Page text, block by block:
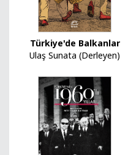
Türkiye'de Balkanlar
Ulaş Sunata (Derleyen)